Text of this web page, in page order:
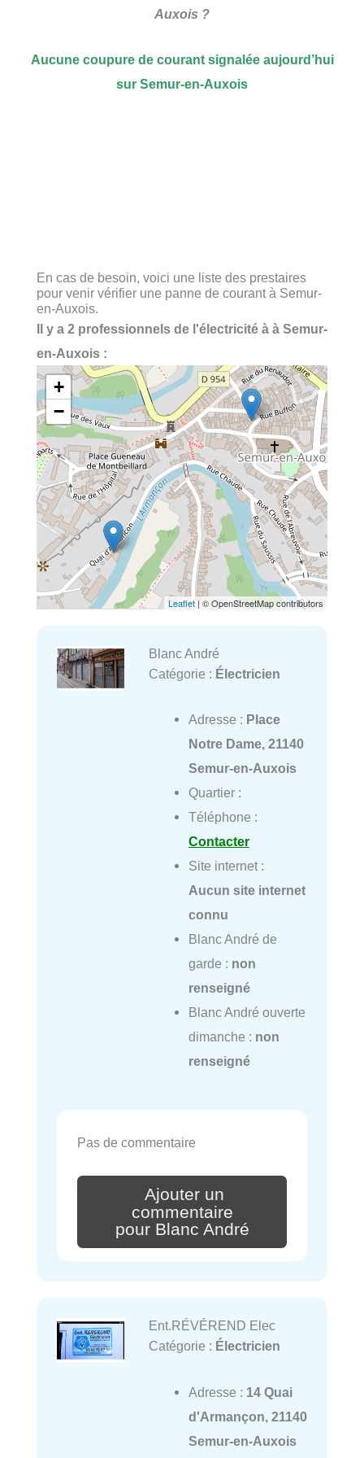
Auxois ?
Aucune coupure de courant signalée aujourd’hui
sur Semur-en-Auxois
En cas de besoin, voici une liste des prestaires
pour venir vérifier une panne de courant à Semur-
en-Auxois.
Il y a 2 professionnels de l'électricité à à Semur-
en-Auxois :
+
−
Leaflet | © OpenStreetMap contributors
Blanc André
Catégorie : Électricien
Adresse : Place
Notre Dame, 21140
Semur-en-Auxois
Quartier :
Téléphone :
Contacter
Site internet :
Aucun site internet
connu
Blanc André de
garde : non
renseigné
Blanc André ouverte
dimanche : non
renseigné
Pas de commentaire
Ajouter un
commentaire
pour Blanc André
Ent.RÉVÉREND Elec
Catégorie : Électricien
Adresse : 14 Quai
d'Armançon, 21140
Semur-en-Auxois